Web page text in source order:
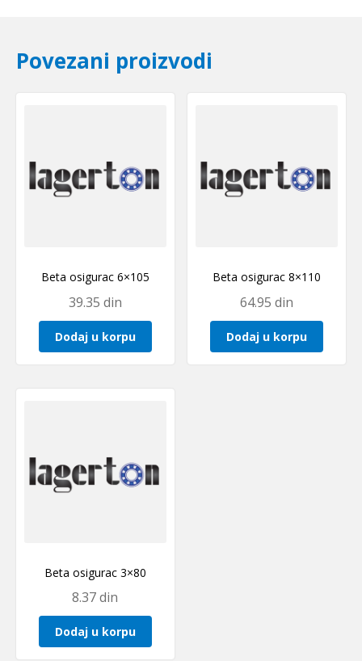
Povezani proizvodi
Beta osigurac 6×105
39.35 din
Dodaj u korpu
Beta osigurac 8×110
64.95din
Dodaj u korpu
Beta osigurac 3×80
8.37din
Dodaj u korpu